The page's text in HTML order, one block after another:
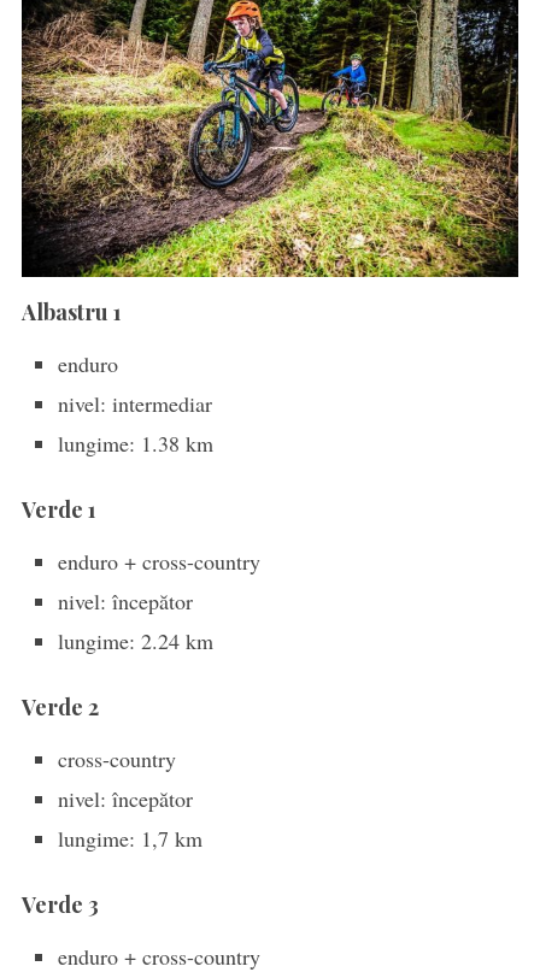
Albastru 1
enduro
nivel: intermediar
lungime: 1.38 km
Verde 1
enduro + cross-country
nivel: începător
lungime: 2.24 km
Verde 2
cross-country
nivel: începător
lungime: 1,7 km
Verde 3
enduro + cross-country